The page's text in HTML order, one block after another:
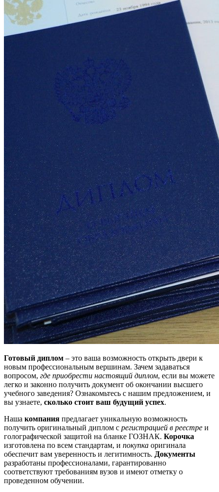
Готовый диплом – это ваша возможность открыть двери к
новым профессиональным вершинам. Зачем задаваться
вопросом, где приобрести настоящий диплом, если вы можете
легко и законно получить документ об окончании высшего
учебного заведения? Ознакомьтесь с нашим предложением, и
вы узнаете, сколько стоит ваш будущий успех.
Наша компания предлагает уникальную возможность
получить оригинальный диплом с регистрацией в реестре и
голографической защитой на бланке ГОЗНАК. Корочка
изготовлена по всем стандартам, и покупка оригинала
обеспечит вам уверенность и легитимность. Документы
разработаны профессионалами, гарантированно
соответствуют требованиям вузов и имеют отметку о
проведенном обучении.